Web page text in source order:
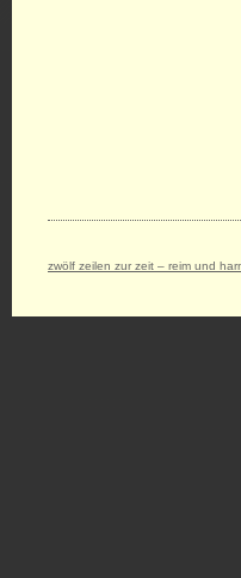
zwölf zeilen zur zeit – reim und